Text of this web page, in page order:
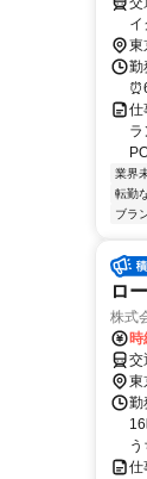
イ
東
勤
仕
業界
転勤
ブラ
ロ
株式
時
交
東
勤
仕